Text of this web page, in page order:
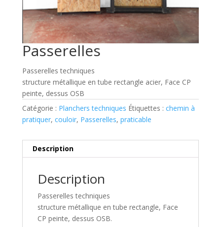
Passerelles
Passerelles techniques
structure métallique en tube rectangle acier, Face CP
peinte, dessus OSB
Catégorie : Planchers techniques Étiquettes : chemin à
pratiquer, couloir, Passerelles, praticable
Description
Description
Passerelles techniques
structure métallique en tube rectangle, Face
CP peinte, dessus OSB.